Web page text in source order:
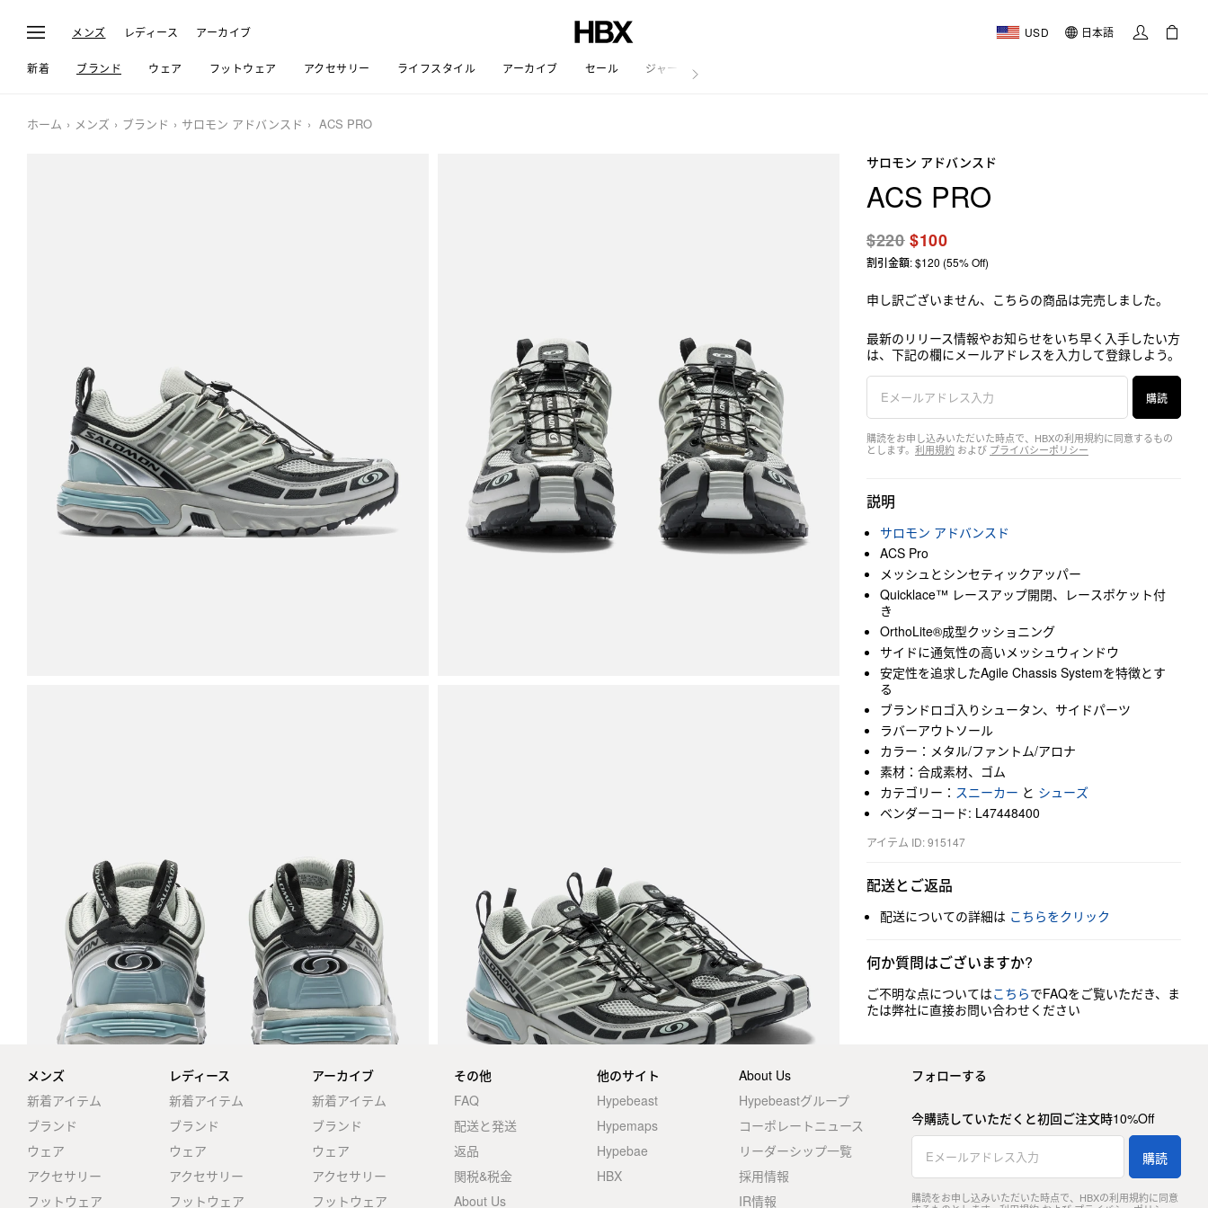
メンズ レディース アーカイブ USD 日本語
新着 ブランド ウェア フットウェア アクセサリー ライフスタイル アーカイブ セール ジャーナル
ホーム メンズ ブランド サロモン アドバンスド ACS PRO
サロモン アドバンスド
ACS PRO
$220$100
割引金額: $120 (55% Off)
申し訳ございません、こちらの商品は完売しました。
最新のリリース情報やお知らせをいち早く入手したい方
は、下記の欄にメールアドレスを入力して登録しよう。
購読
購読をお申し込みいただいた時点で、HBXの利用規約に同意するもの
とします。 利用規約 および プライバシーポリシー
説明
サロモン アドバンスド
ACS Pro
メッシュとシンセティックアッパー
Quicklace™ レースアップ開閉、レースポケット付
き
OrthoLite®成型クッショニング
サイドに通気性の高いメッシュウィンドウ
安定性を追求したAgile Chassis Systemを特徴とす
る
ブランドロゴ入りシュータン、サイドパーツ
ラバーアウトソール
カラー：メタル/ファントム/アロナ
素材：合成素材、ゴム
カテゴリー： スニーカー と シューズ
ベンダーコード: L47448400
アイテム ID: 915147
配送とご返品
配送についての詳細は こちらをクリック
何か質問はございますか?
ご不明な点についてはこちらでFAQをご覧いただき、ま
たは弊社に直接お問い合わせください
メンズ
新着アイテム
ブランド
ウェア
アクセサリー
フットウェア
レディース
新着アイテム
ブランド
ウェア
アクセサリー
フットウェア
アーカイブ
新着アイテム
ブランド
ウェア
アクセサリー
フットウェア
その他
FAQ
配送と発送
返品
関税&税金
About Us
他のサイト
Hypebeast
Hypemaps
Hypebae
HBX
About Us
Hypebeastグループ
コーポレートニュース
リーダーシップ一覧
採用情報
IR情報
フォローする
今購読していただくと初回ご注文時10%Off
購読
購読をお申し込みいただいた時点で、HBXの利用規約に同意